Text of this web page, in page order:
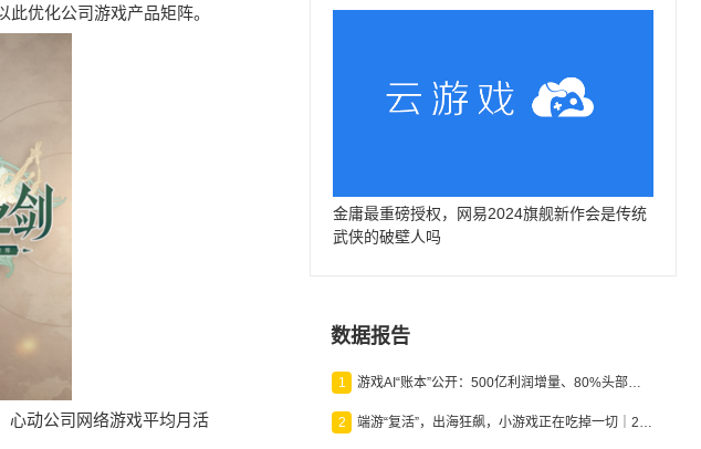
优化公司游戏产品矩阵。
心动公司网络游戏平均月活
金庸最重磅授权，网易2024旗舰新作会是传统
武侠的破壁人吗
数据报告
1 游戏AI“账本”公开：500亿利润增量、80%头部入局，谁在闷声发财？
2 端游“复活”，出海狂飙，小游戏正在吃掉一切｜2026上半年产业报告